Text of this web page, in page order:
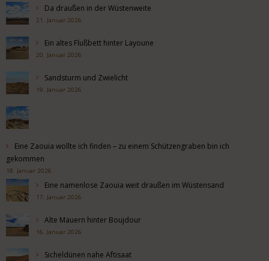
Da draußen in der Wüstenweite
21. Januar 2026
Ein altes Flußbett hinter Layoune
20. Januar 2026
Sandsturm und Zwielicht
19. Januar 2026
Eine Zaouia wollte ich finden – zu einem Schützengraben bin ich
gekommen
18. Januar 2026
Eine namenlose Zaouia weit draußen im Wüstensand
17. Januar 2026
Alte Mauern hinter Boujdour
16. Januar 2026
Sicheldünen nahe Aftisaat